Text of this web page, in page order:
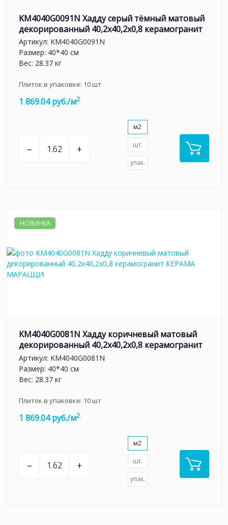
KM4040G0091N Хадду серый тёмный матовый
декорированный 40,2x40,2x0,8 керамогранит
Артикул: KM4040G0091N
Размер: 40*40 см
Вес: 28.37 кг
Плиток в упаковке: 10шт
1 869.04 руб./м2
– +
м2
шт.
упак.
НОВИНКА
KM4040G0081N Хадду коричневый матовый
декорированный 40,2x40,2x0,8 керамогранит
Артикул: KM4040G0081N
Размер: 40*40 см
Вес: 28.37 кг
Плиток в упаковке: 10шт
1 869.04 руб./м2
– +
м2
шт.
упак.